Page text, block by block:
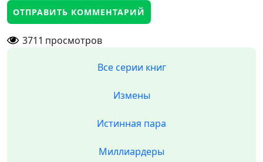
3711 просмотров
Все серии книг
Измены
Истинная пара
Миллиардеры